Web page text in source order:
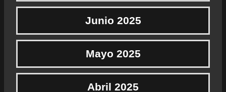
Junio 2025
Mayo 2025
Abril 2025